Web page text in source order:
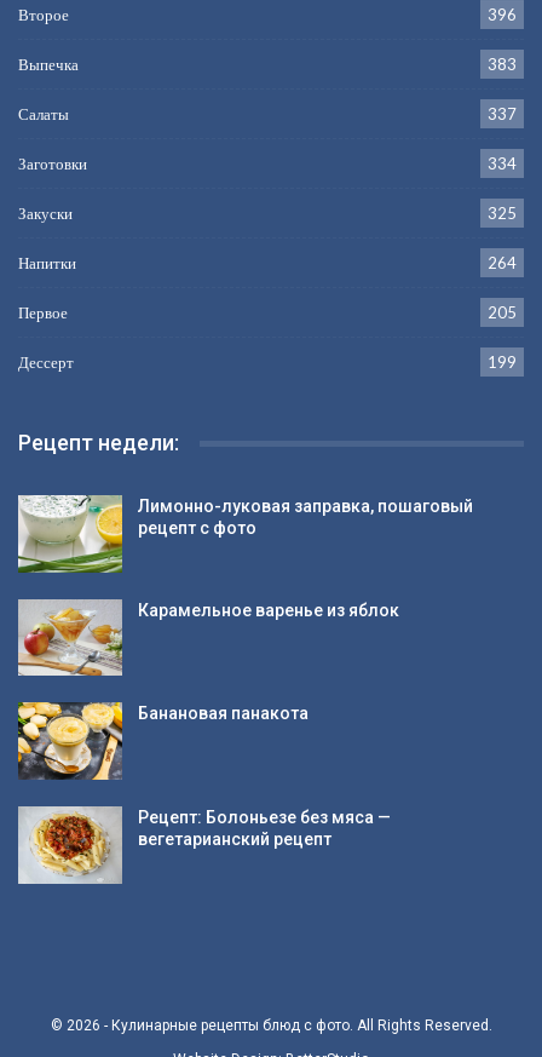
Второе 396
Выпечка 383
Салаты 337
Заготовки 334
Закуски 325
Напитки 264
Первое 205
Дессерт 199
Рецепт недели:
Лимонно-луковая заправка, пошаговый
рецепт с фото
Карамельное варенье из яблок
Банановая панакота
Рецепт: Болоньезе без мяса —
вегетарианский рецепт
© 2026 - Кулинарные рецепты блюд с фото. All Rights Reserved.